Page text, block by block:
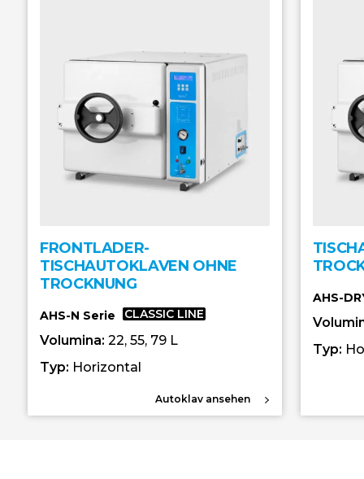
FRONTLADER-
TISCHAUTOKLAVEN OHNE
TROCKNUNG
AHS-N Serie CLASSIC LINE
Volumina: 22, 55, 79 L
Typ: Horizontal
Autoklav ansehen
AHS-
Typ: